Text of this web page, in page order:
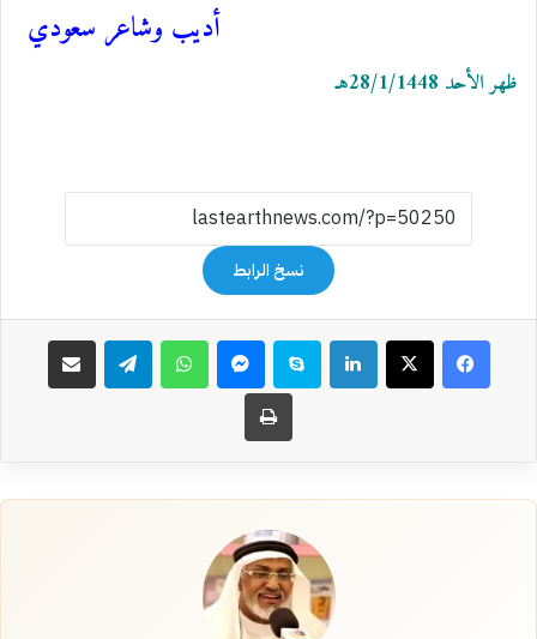
أديب وشاعر سعودي
ظهر الأحد 28/1/1448هـ
نسخ الرابط
فيسبوك‫X لينكدإن سكايب ماسنجر واتساب تيلقرام مشاركة عبر البريد
طباعة